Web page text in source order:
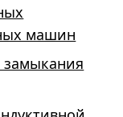
машин
замыкания